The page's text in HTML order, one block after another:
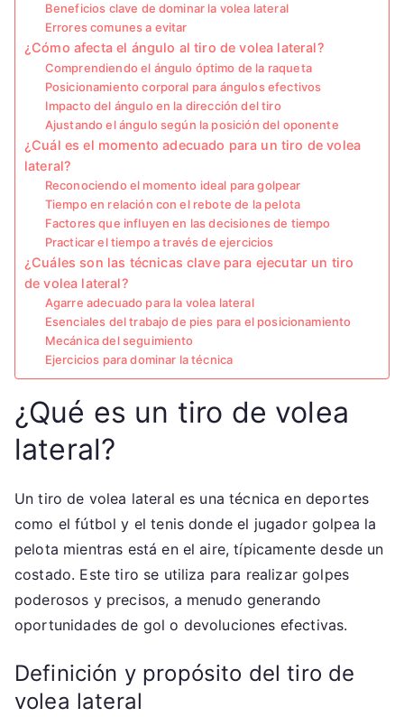
Beneficios clave de dominar la volea lateral
Errores comunes a evitar
¿Cómo afecta el ángulo al tiro de volea lateral?
Comprendiendo el ángulo óptimo de la raqueta
Posicionamiento corporal para ángulos efectivos
Impacto del ángulo en la dirección del tiro
Ajustando el ángulo según la posición del oponente
¿Cuál es el momento adecuado para un tiro de volea
lateral?
Reconociendo el momento ideal para golpear
Tiempo en relación con el rebote de la pelota
Factores que influyen en las decisiones de tiempo
Practicar el tiempo a través de ejercicios
¿Cuáles son las técnicas clave para ejecutar un tiro
de volea lateral?
Agarre adecuado para la volea lateral
Esenciales del trabajo de pies para el posicionamiento
Mecánica del seguimiento
Ejercicios para dominar la técnica
¿Qué es un tiro de volea
lateral?
Un tiro de volea lateral es una técnica en deportes
como el fútbol y el tenis donde el jugador golpea la
pelota mientras está en el aire, típicamente desde un
costado. Este tiro se utiliza para realizar golpes
poderosos y precisos, a menudo generando
oportunidades de gol o devoluciones efectivas.
Definición y propósito del tiro de
volea lateral